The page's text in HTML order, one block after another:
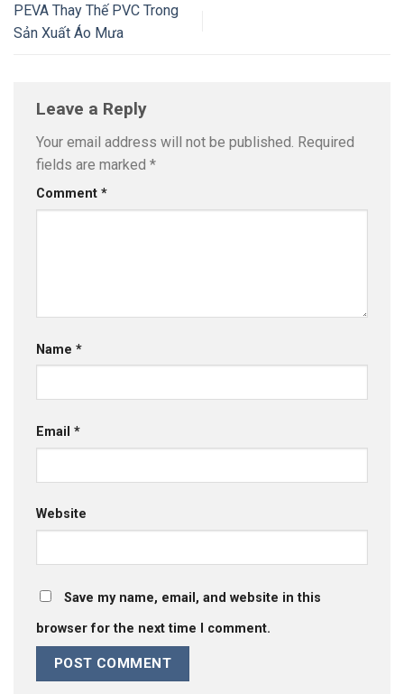
PEVA Thay Thế PVC Trong
Sản Xuất Áo Mưa
Leave a Reply
Your email address will not be published. Required
fields are marked *
Comment *
Name *
Email *
Website
Save my name, email, and website in this
browser for the next time I comment.